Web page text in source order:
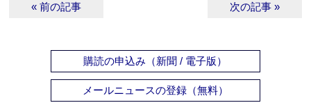
« 前の記事 次の記事 »
購読の申込み（新聞 / 電子版）
メールニュースの登録（無料）